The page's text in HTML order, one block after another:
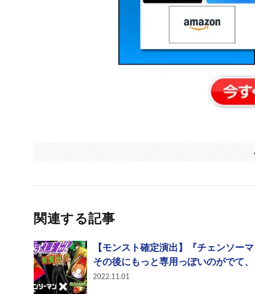
関連する記事
【モンスト確定演出】『チェンソー
その後にもっと専用っぽいのがでて
2022.11.01